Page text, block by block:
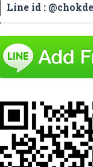
Line id :